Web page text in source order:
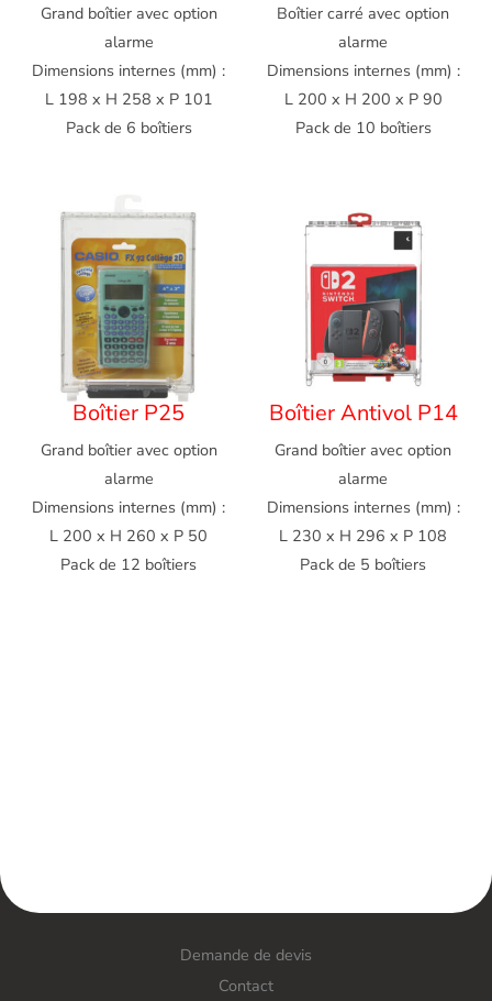
Grand boîtier avec option
alarme
Dimensions internes (mm) :
L 198 x H 258 x P 101
Pack de 6 boîtiers
Boîtier carré avec option
alarme
Dimensions internes (mm) :
L 200 x H 200 x P 90
Pack de 10 boîtiers
Boîtier P25
Grand boîtier avec option
alarme
Dimensions internes (mm) :
L 200 x H 260 x P 50
Pack de 12 boîtiers
Boîtier Antivol P14
Grand boîtier avec option
alarme
Dimensions internes (mm) :
L 230 x H 296 x P 108
Pack de 5 boîtiers
Demande de devis
Contact